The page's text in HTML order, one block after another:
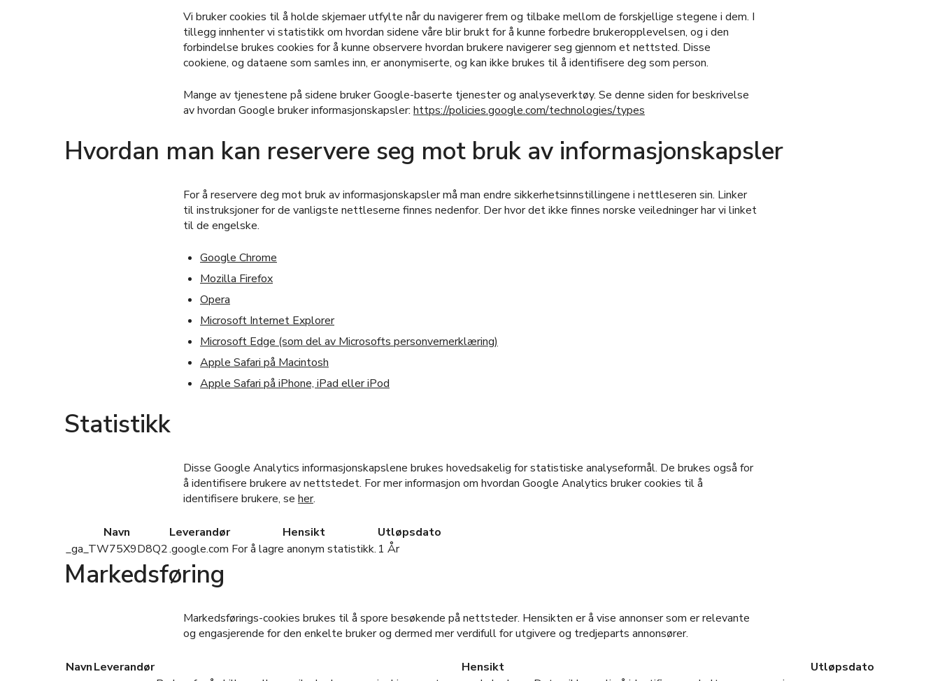
Vi bruker cookies til å holde skjemaer utfylte når du navigerer frem og tilbake mellom de forskjellige stegene i dem. I
tillegg innhenter vi statistikk om hvordan sidene våre blir brukt for å kunne forbedre brukeropplevelsen, og i den
forbindelse brukes cookies for å kunne observere hvordan brukere navigerer seg gjennom et nettsted. Disse
cookiene, og dataene som samles inn, er anonymiserte, og kan ikke brukes til å identifisere deg som person.
Mange av tjenestene på sidene bruker Google-baserte tjenester og analyseverktøy. Se denne siden for beskrivelse
av hvordan Google bruker informasjonskapsler: https://policies.google.com/technologies/types
Hvordan man kan reservere seg mot bruk av informasjonskapsler
For å reservere deg mot bruk av informasjonskapsler må man endre sikkerhetsinnstillingene i nettleseren sin. Linker
til instruksjoner for de vanligste nettleserne finnes nedenfor. Der hvor det ikke finnes norske veiledninger har vi linket
til de engelske.
Google Chrome
Mozilla Firefox
Opera
Microsoft Internet Explorer
Microsoft Edge (som del av Microsofts personvernerklæring)
Apple Safari på Macintosh
Apple Safari på iPhone, iPad eller iPod
Statistikk
Disse Google Analytics informasjonskapslene brukes hovedsakelig for statistiske analyseformål. De brukes også for
å identifisere brukere av nettstedet. For mer informasjon om hvordan Google Analytics bruker cookies til å
identifisere brukere, se her.
Navn Leverandør Hensikt
Utløpsdato
_ga_TW75X9D8Q2.google.com For å lagre anonym statistikk. 1 År
Markedsføring
Markedsførings-cookies brukes til å spore besøkende på nettsteder. Hensikten er å vise annonser som er relevante
og engasjerende for den enkelte bruker og dermed mer verdifull for utgivere og tredjeparts annonsører.
NavnLeverandør Hensikt
Utløpsdato